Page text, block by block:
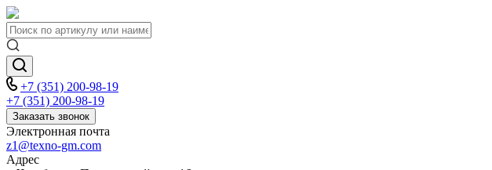
+7 (351) 200-98-19
+7 (351) 200-98-19
Заказать звонок
Электронная почта
z1@texno-gm.com
Адрес